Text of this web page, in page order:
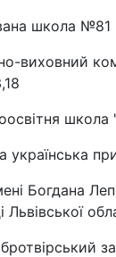
школа
виховний
українська
Богдана
Львівської